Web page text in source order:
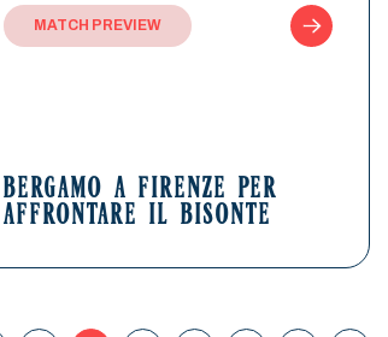
MATCH PREVIEW
BERGAMO A FIRENZE PER
AFFRONTARE IL BISONTE